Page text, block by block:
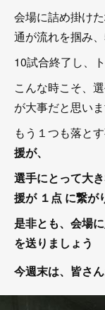
会場に詰め掛け
通が流れを掴み
10試合終了し、
こんな時こそ、
が大事だと思い
もう１つも落と
援が、
選手にとって大
援が １点 に繋が
是非とも、会場
を送りましょう
今週末は、皆さ